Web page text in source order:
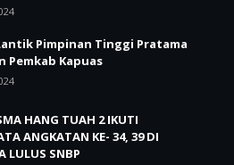
Pimpinan Tinggi Pratama
Pemkab Kapuas
HANG TUAH 2 IKUTI
ANGKATAN KE- 34, 39 DI
LULUS SNBP